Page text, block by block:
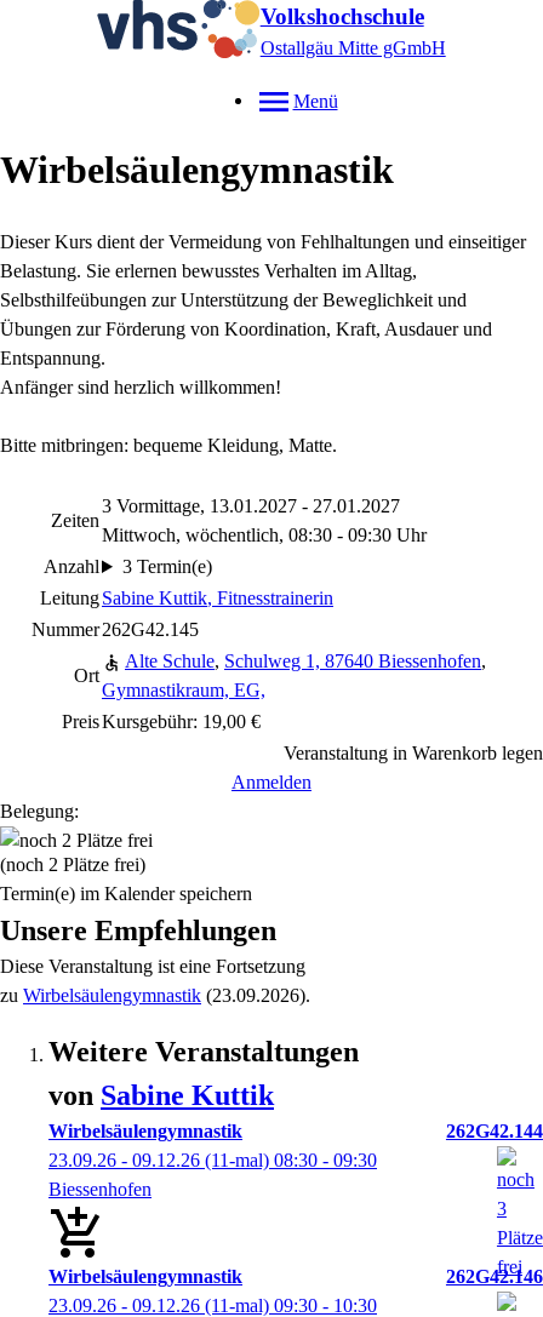
Volkshochschule
Ostallgäu Mitte gGmbH
Menü
Wirbelsäulengymnastik
Dieser Kurs dient der Vermeidung von Fehlhaltungen und einseitiger
Belastung. Sie erlernen bewusstes Verhalten im Alltag,
Selbsthilfeübungen zur Unterstützung der Beweglichkeit und
Übungen zur Förderung von Koordination, Kraft, Ausdauer und
Entspannung.
Anfänger sind herzlich willkommen!
Bitte mitbringen: bequeme Kleidung, Matte.
Zeiten
3 Vormittage, 13.01.2027 - 27.01.2027
Mittwoch, wöchentlich, 08:30 - 09:30 Uhr
Anzahl
3 Termin(e)
LeitungSabine Kuttik, Fitnesstrainerin
Nummer262G42.145
Ort
Alte Schule, Schulweg 1, 87640 Biessenhofen,
Gymnastikraum, EG,
PreisKursgebühr: 19,00 €
Veranstaltung in Warenkorb legen
Anmelden
Belegung:
(noch 2 Plätze frei)
Termin(e) im Kalender speichern
Unsere Empfehlungen
Diese Veranstaltung ist eine Fortsetzung
zu Wirbelsäulengymnastik (23.09.2026).
Weitere Veranstaltungen
von Sabine Kuttik
Wirbelsäulengymnastik
262G42.144
23.09.26 - 09.12.26 (11-mal) 08:30 - 09:30
Biessenhofen
Wirbelsäulengymnastik
262G42.146
23.09.26 - 09.12.26 (11-mal) 09:30 - 10:30